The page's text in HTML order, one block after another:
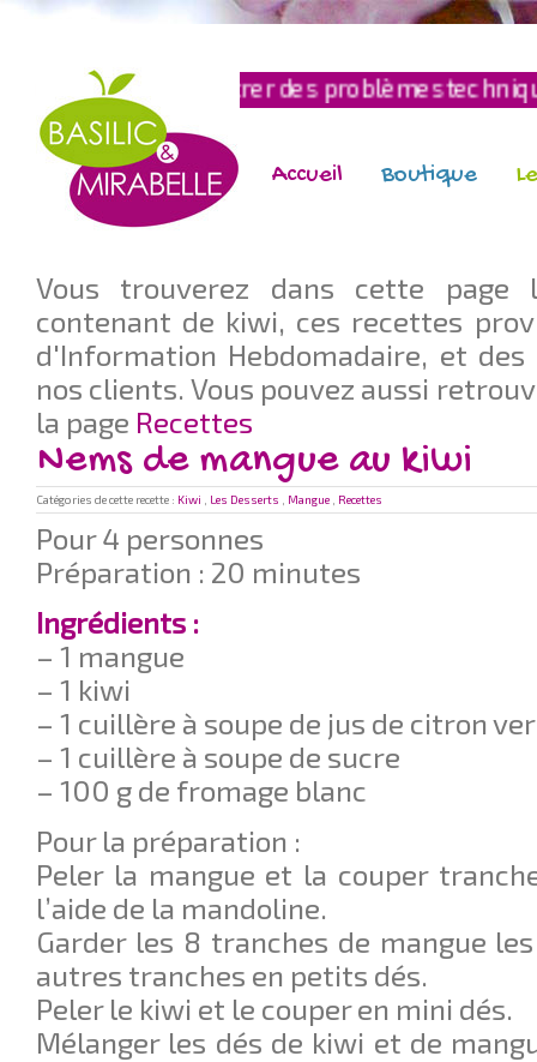
Accueil Boutique
des problèmes techniques, si c'est le
Vous trouverez dans cette page
contenant de kiwi, ces recettes
d'Information Hebdomadaire, et
nos clients. Vous pouvez aussi
la page Recettes
Nems de mangue au kiwi
Catégories de cette recette : Kiwi Les Desserts Mangue Recettes
Pour 4 personnes
Préparation : 20 minutes
Ingrédients :
– 1 mangue
– 1 kiwi
– 1 cuillère à soupe de jus de citron
– 1 cuillère à soupe de sucre
– 100 g de fromage blanc
Pour la préparation :
Peler la mangue et la couper
l’aide de la mandoline.
Garder les 8 tranches de mangue
autres tranches en petits dés.
Peler le kiwi et le couper en mini dés.
Mélanger les dés de kiwi et de